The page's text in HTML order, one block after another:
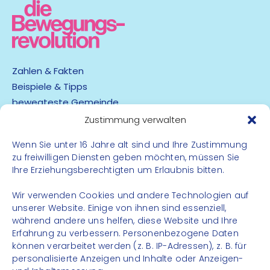
Zustimmung verwalten
Wenn Sie unter 16 Jahre alt sind und Ihre Zustimmung
zu freiwilligen Diensten geben möchten, müssen Sie
Ihre Erziehungsberechtigten um Erlaubnis bitten.
Wir verwenden Cookies und andere Technologien auf
unserer Website. Einige von ihnen sind essenziell,
während andere uns helfen, diese Website und Ihre
Erfahrung zu verbessern. Personenbezogene Daten
können verarbeitet werden (z. B. IP-Adressen), z. B. für
personalisierte Anzeigen und Inhalte oder Anzeigen-
Frühstück für gemeinsames Essen am Berg bitte
mitnehmen.
Zahlen & Fakten
Beispiele & Tipps
bewegteste Gemeinde
Barrierefreiheit
Datenschutz
Impressum
Kontakt
FOLGE UNS
Instagram
Facebook